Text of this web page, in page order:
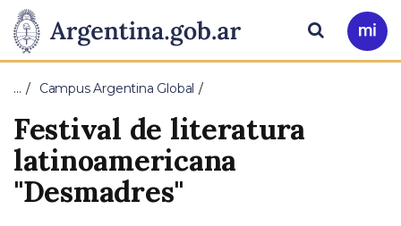
Presidencia
de
la
Nación
Pasar al contenido principal
Ir
a
Buscar
… Campus Argentina Global
Festival de literatura
latinoamericana
"Desmadres"